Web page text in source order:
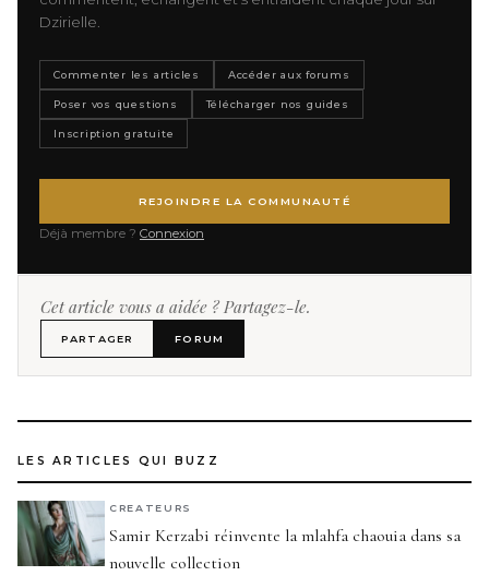
Dzirielle.
Commenter les articles Accéder aux forums
Poser vos questions Télécharger nos guides
Inscription gratuite
REJOINDRE LA COMMUNAUTÉ
Déjà membre ? Connexion
Cet article vous a aidée ? Partagez-le.
PARTAGER FORUM
LES ARTICLES QUI BUZZ
CREATEURS
Samir Kerzabi réinvente la mlahfa chaouia dans sa
nouvelle collection